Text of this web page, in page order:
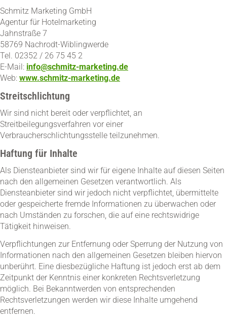
Schmitz Marketing GmbH
Agentur für Hotelmarketing
Jahnstraße 7
58769 Nachrodt-Wiblingwerde
Tel. 02352 / 26 75 45 2
E-Mail: info@schmitz-marketing.de
Web: www.schmitz-marketing.de
Streitschlichtung
Wir sind nicht bereit oder verpflichtet, an
Streitbeilegungsverfahren vor einer
Verbraucherschlichtungsstelle teilzunehmen.
Haftung für Inhalte
Als Diensteanbieter sind wir für eigene Inhalte auf diesen Seiten
nach den allgemeinen Gesetzen verantwortlich. Als
Diensteanbieter sind wir jedoch nicht verpflichtet, übermittelte
oder gespeicherte fremde Informationen zu überwachen oder
nach Umständen zu forschen, die auf eine rechtswidrige
Tätigkeit hinweisen.
Verpflichtungen zur Entfernung oder Sperrung der Nutzung von
Informationen nach den allgemeinen Gesetzen bleiben hiervon
unberührt. Eine diesbezügliche Haftung ist jedoch erst ab dem
Zeitpunkt der Kenntnis einer konkreten Rechtsverletzung
möglich. Bei Bekanntwerden von entsprechenden
Rechtsverletzungen werden wir diese Inhalte umgehend
entfernen.